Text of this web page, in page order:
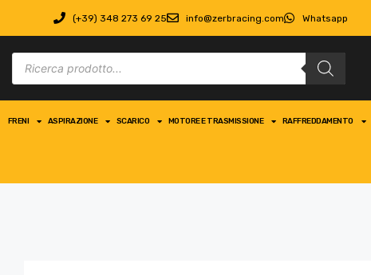
(+39) 348 273 69 25 info@zerbracing.com Whatsapp
FRENI ASPIRAZIONE SCARICO MOTORE E TRASMISSIONE RAFFREDDAMENTO